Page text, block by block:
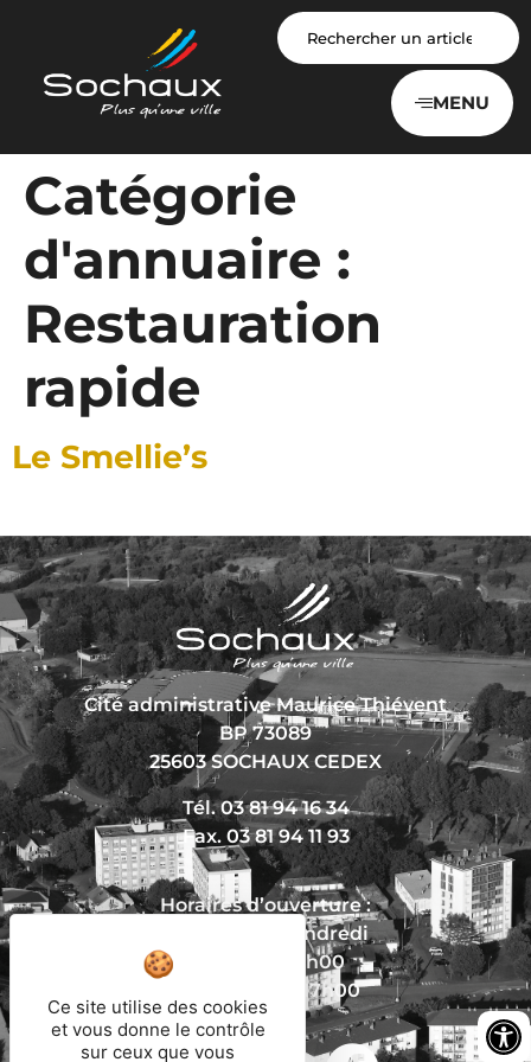
MENU
Catégorie
d'annuaire :
Restauration
rapide
Le Smellie’s
Cité administrative Maurice Thiévent
BP 73089
25603 SOCHAUX CEDEX
Tél. 03 81 94 16 34
Fax. 03 81 94 11 93
Horaires d’ouverture :
Du lundi au vendredi
De 8h30 à 12h00
Et de 13h30 à 17h00
Panneau de gestion des cookies
Ce site utilise des cookies
et vous donne le contrôle
sur ceux que vous